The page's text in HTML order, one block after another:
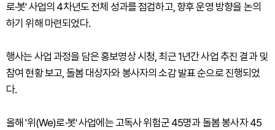
로·봇' 사업의 4차년도 전체 성과를 점검하고, 향후 운영 방향을 논의
하기 위해 마련되었다.
행사는 사업 과정을 담은 홍보영상 시청, 최근 1년간 사업 추진 결과 및
참여 현황 보고, 돌봄 대상자와 봉사자의 소감 발표 순으로 진행되었
다.
올해 '위(We)로·봇' 사업에는 고독사 위험군 45명과 돌봄 봉사자 45